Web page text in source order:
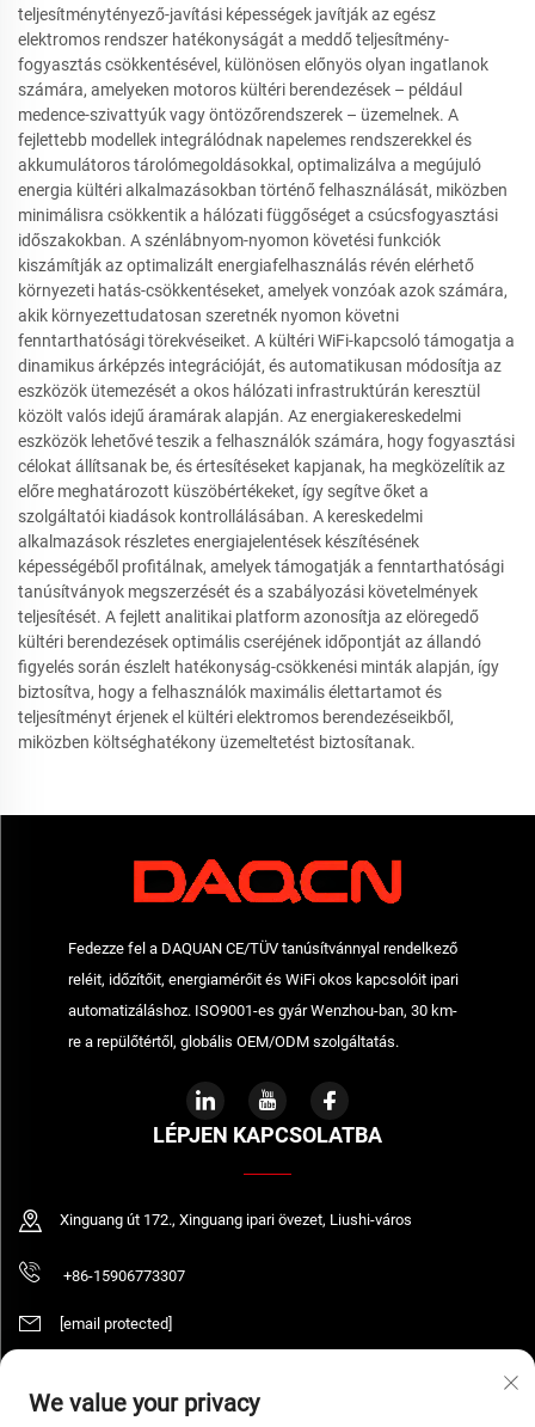
teljesítménytényező-javítási képességek javítják az egész
elektromos rendszer hatékonyságát a meddő teljesítmény-
fogyasztás csökkentésével, különösen előnyös olyan ingatlanok
számára, amelyeken motoros kültéri berendezések – például
medence-szivattyúk vagy öntözőrendszerek – üzemelnek. A
fejlettebb modellek integrálódnak napelemes rendszerekkel és
akkumulátoros tárolómegoldásokkal, optimalizálva a megújuló
energia kültéri alkalmazásokban történő felhasználását, miközben
minimálisra csökkentik a hálózati függőséget a csúcsfogyasztási
időszakokban. A szénlábnyom-nyomon követési funkciók
kiszámítják az optimalizált energiafelhasználás révén elérhető
környezeti hatás-csökkentéseket, amelyek vonzóak azok számára,
akik környezettudatosan szeretnék nyomon követni
fenntarthatósági törekvéseiket. A kültéri WiFi-kapcsoló támogatja a
dinamikus árképzés integrációját, és automatikusan módosítja az
eszközök ütemezését a okos hálózati infrastruktúrán keresztül
közölt valós idejű áramárak alapján. Az energiakereskedelmi
eszközök lehetővé teszik a felhasználók számára, hogy fogyasztási
célokat állítsanak be, és értesítéseket kapjanak, ha megközelítik az
előre meghatározott küszöbértékeket, így segítve őket a
szolgáltatói kiadások kontrollálásában. A kereskedelmi
alkalmazások részletes energiajelentések készítésének
képességéből profitálnak, amelyek támogatják a fenntarthatósági
tanúsítványok megszerzését és a szabályozási követelmények
teljesítését. A fejlett analitikai platform azonosítja az elöregedő
kültéri berendezések optimális cseréjének időpontját az állandó
figyelés során észlelt hatékonyság-csökkenési minták alapján, így
biztosítva, hogy a felhasználók maximális élettartamot és
teljesítményt érjenek el kültéri elektromos berendezéseikből,
miközben költséghatékony üzemeltetést biztosítanak.
Fedezze fel a DAQUAN CE/TÜV tanúsítvánnyal rendelkező
reléit, időzítőit, energiamérőit és WiFi okos kapcsolóit ipari
automatizáláshoz. ISO9001-es gyár Wenzhou-ban, 30 km-
re a repülőtértől, globális OEM/ODM szolgáltatás.
LÉPJEN KAPCSOLATBA
Xinguang út 172., Xinguang ipari övezet, Liushi-város
+86-15906773307
[email protected]
We value your privacy